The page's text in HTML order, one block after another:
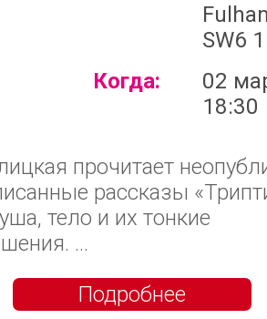
SW6
Когда:
02
18:30
прочитает
рассказы
тело и их тонкие
...
Подробнее